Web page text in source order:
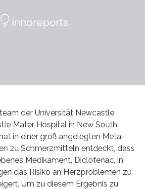
der Universität Newcastle
Mater Hospital in New South
in einer groß angelegten Meta-
zu Schmerzmitteln entdeckt, dass
Medikament, Diclofenac, in
das Risiko an Herzproblemen zu
Um zu diesem Ergebnis zu